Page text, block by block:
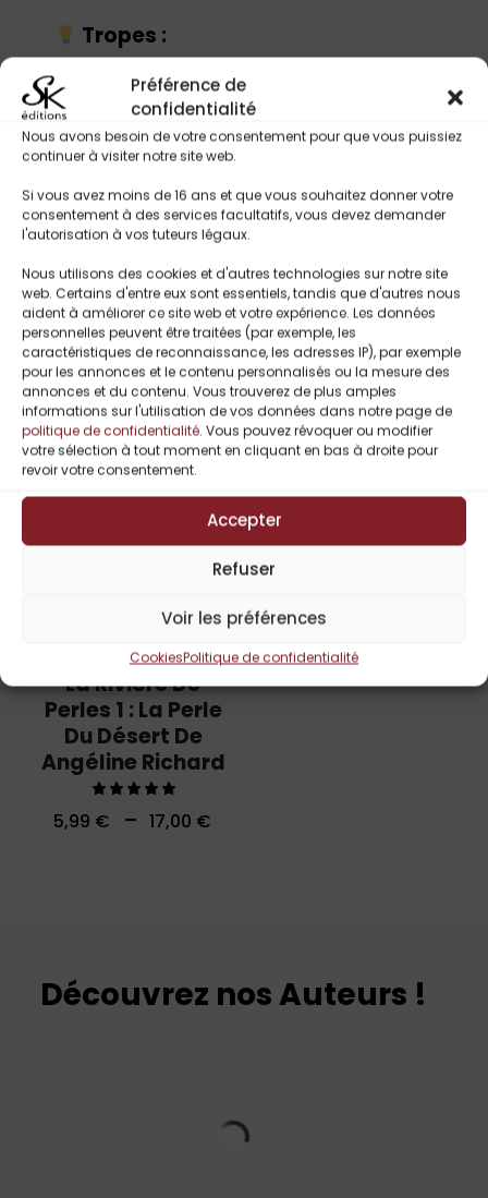
Préférence de
confidentialité
Nous avons besoin de votre consentement pour que vous puissiez
continuer à visiter notre site web.
Si vous avez moins de 16 ans et que vous souhaitez donner votre
consentement à des services facultatifs, vous devez demander
l'autorisation à vos tuteurs légaux.
Nous utilisons des cookies et d'autres technologies sur notre site
web. Certains d'entre eux sont essentiels, tandis que d'autres nous
aident à améliorer ce site web et votre expérience. Les données
personnelles peuvent être traitées (par exemple, les
caractéristiques de reconnaissance, les adresses IP), par exemple
pour les annonces et le contenu personnalisés ou la mesure des
annonces et du contenu. Vous trouverez de plus amples
informations sur l'utilisation de vos données dans notre page de
politique de confidentialité. Vous pouvez révoquer ou modifier
votre sélection à tout moment en cliquant en bas à droite pour
revoir votre consentement.
Accepter
Refuser
Voir les préférences
CookiesPolitique de confidentialité
Tropes :
Ex-partenaires qui se retrouvent
Désir refoulé
Conflit intérieur
Obstacles familiaux et sociaux
Romance interclasses
Titres Similaires
La Rivière De
Perles 1 : La Perle
Du Désert De
Angéline Richard
Angéline Richard
5,99 € – 17,00 €
Note
Découvrez nos Auteurs !